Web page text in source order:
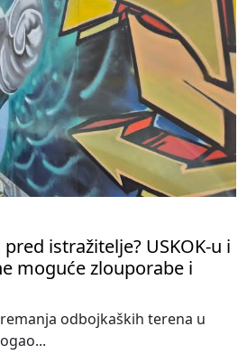
istražitelje? USKOK-u i
moguće zlouporabe i
odbojkaških terena u